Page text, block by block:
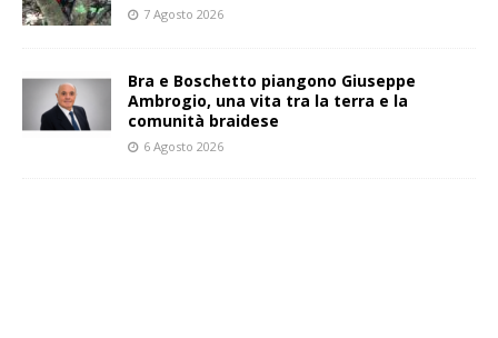
7 Agosto 2026
Bra e Boschetto piangono Giuseppe
Ambrogio, una vita tra la terra e la
comunità braidese
6 Agosto 2026